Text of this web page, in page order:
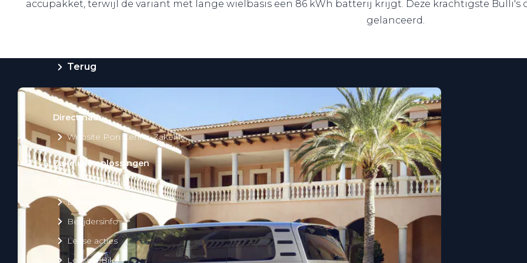
Terug
Direct naar
Website Pon Center Zakelijk
Zakelijke oplossingen
Lease aanbod
Leasevormen
Berijdersinfo
Lease acties
Lease a Bike
accupakket, terwijl de variant met lange wielbasis een 86 kWh batterij krijgt. Deze krachtigste
gelanceerd.